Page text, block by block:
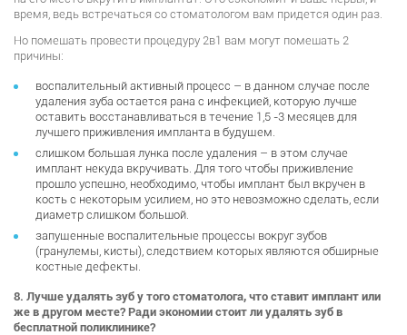
время, ведь встречаться со стоматологом вам придется один раз.
Но помешать провести процедуру 2в1 вам могут помешать 2
причины:
воспалительный активный процесс – в данном случае после
удаления зуба остается рана с инфекцией, которую лучше
оставить восстанавливаться в течение 1,5 -3 месяцев для
лучшего приживления импланта в будущем.
слишком большая лунка после удаления – в этом случае
имплант некуда вкручивать. Для того чтобы приживление
прошло успешно, необходимо, чтобы имплант был вкручен в
кость с некоторым усилием, но это невозможно сделать, если
диаметр слишком большой.
запущенные воспалительные процессы вокруг зубов
(гранулемы, кисты), следствием которых являются обширные
костные дефекты.
8. Лучше удалять зуб у того стоматолога, что ставит имплант или
же в другом месте? Ради экономии стоит ли удалять зуб в
бесплатной поликлинике?